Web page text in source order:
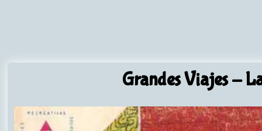
Grandes Viajes-